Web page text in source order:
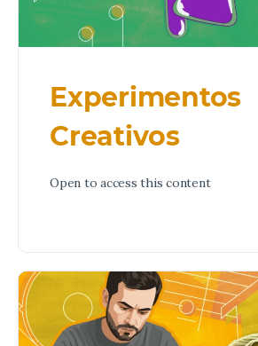
Experimentos
Creativos
Open to access this content